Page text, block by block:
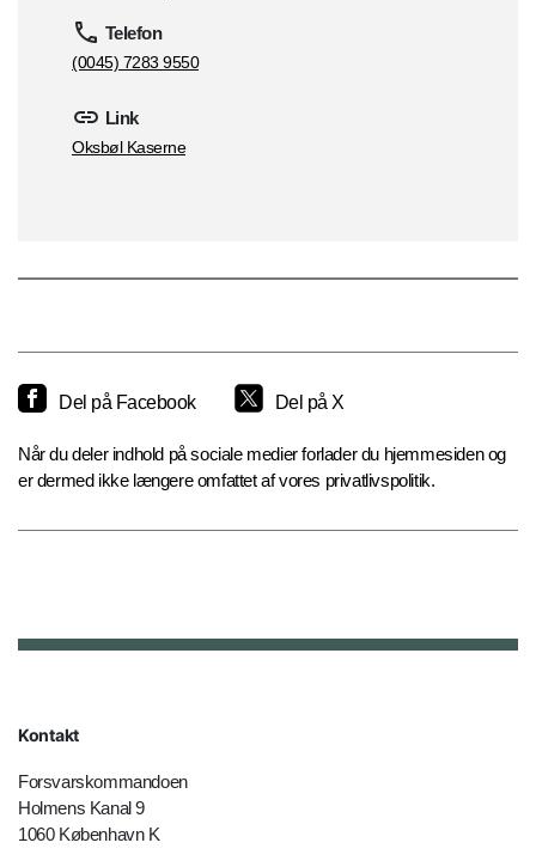
Telefon
(0045) 7283 9550
Link
Oksbøl Kaserne
Del på Facebook Del på X
Når du deler indhold på sociale medier forlader du hjemmesiden og
er dermed ikke længere omfattet af vores privatlivspolitik.
Kontakt
Forsvarskommandoen
Holmens Kanal 9
1060 København K